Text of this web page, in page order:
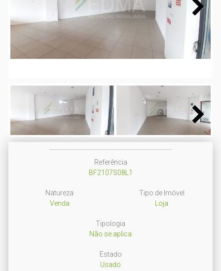
Next
Next
Referência
BF2107S08L1
Natureza
Venda
Tipo de Imóvel
Loja
Tipologia
Não se aplica
Estado
Usado